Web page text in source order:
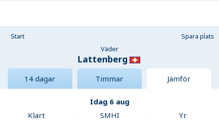
Start
Spara plats
Väder
Lattenberg
14 dagar Timmar Jämför
Idag 6 aug
Klart
SMHI Yr